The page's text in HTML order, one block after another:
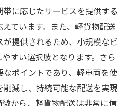
に応じたサービスを提供する
ています。また、軽貨物配送
提供されるため、小規模なビ
すい選択肢となります。さら
ポイントであり、軽車両を使
減し、持続可能な配送を実現
から、軽貨物配送は非常に信